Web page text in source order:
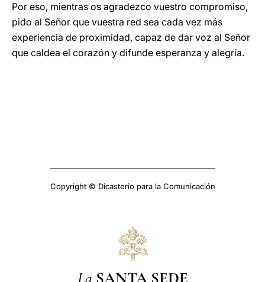
Por eso, mientras os agradezco vuestro compromiso,
pido al Señor que vuestra red sea cada vez más
experiencia de proximidad, capaz de dar voz al Señor
que caldea el corazón y difunde esperanza y alegría.
Copyright © Dicasterio para la Comunicación
La SANTA SEDE